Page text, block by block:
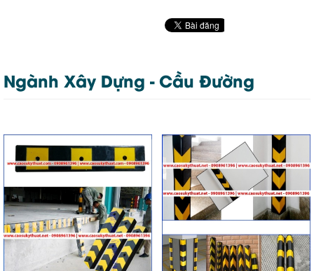
Ngành Xây Dựng - Cầu Đường